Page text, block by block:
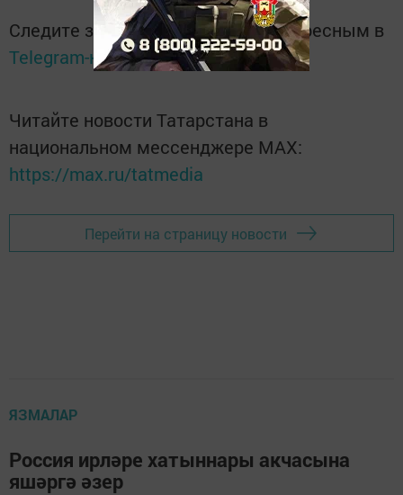
Следите за самым важным и интересным в
Telegram-каналеТатмедиа
Читайте новости Татарстана в
национальном мессенджере MАХ:
https://max.ru/tatmedia
Перейти на страницу новости
ЯЗМАЛАР
Россия ирләре хатыннары акчасына
яшәргә әзер